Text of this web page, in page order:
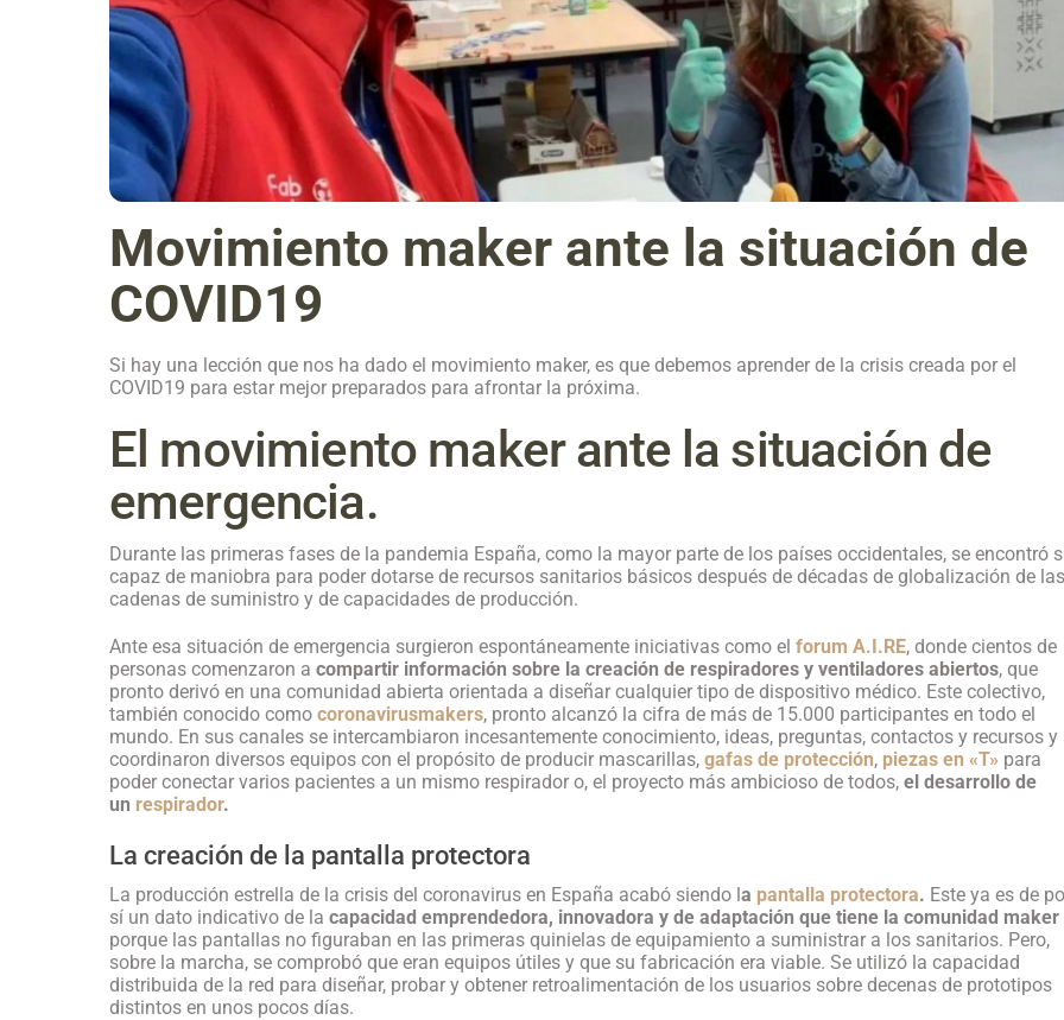
Movimiento maker ante la situación de
COVID19
Si hay una lección que nos ha dado el movimiento maker, es que debemos aprender de la crisis creada por el
COVID19 para estar mejor preparados para afrontar la próxima.
El movimiento maker ante la situación de
emergencia.
Durante las primeras fases de la pandemia España, como la mayor parte de los países occidentales, se encontró
capaz de maniobra para poder dotarse de recursos sanitarios básicos después de décadas de globalización de las
cadenas de suministro y de capacidades de producción.
Ante esa situación de emergencia surgieron espontáneamente iniciativas como el forum A.I.RE, donde cientos de
personas comenzaron a compartir información sobre la creación de respiradores y ventiladores abiertos, que
pronto derivó en una comunidad abierta orientada a diseñar cualquier tipo de dispositivo médico. Este colectivo,
también conocido como coronavirusmakers, pronto alcanzó la cifra de más de 15.000 participantes en todo el
mundo. En sus canales se intercambiaron incesantemente conocimiento, ideas, preguntas, contactos y recursos y
coordinaron diversos equipos con el propósito de producir mascarillas, gafas de protección, piezas en «T» para
poder conectar varios pacientes a un mismo respirador o, el proyecto más ambicioso de todos, el desarrollo de
un respirador.
La creación de la pantalla protectora
La producción estrella de la crisis del coronavirus en España acabó siendo la pantalla protectora. Este ya es de
sí un dato indicativo de la capacidad emprendedora, innovadora y de adaptación que tiene la comunidad maker
porque las pantallas no figuraban en las primeras quinielas de equipamiento a suministrar a los sanitarios. Pero,
sobre la marcha, se comprobó que eran equipos útiles y que su fabricación era viable. Se utilizó la capacidad
distribuida de la red para diseñar, probar y obtener retroalimentación de los usuarios sobre decenas de prototipos
distintos en unos pocos días.